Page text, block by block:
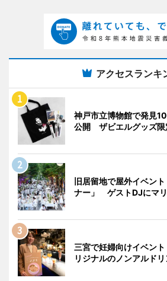
アクセスランキ
神戸市立博物館で発見
公開 ザビエルグッズ限
旧居留地で屋外イベン
ナー」 ゲストDJにマ
三宮で妊婦向けイベン
リジナルのノンアルド